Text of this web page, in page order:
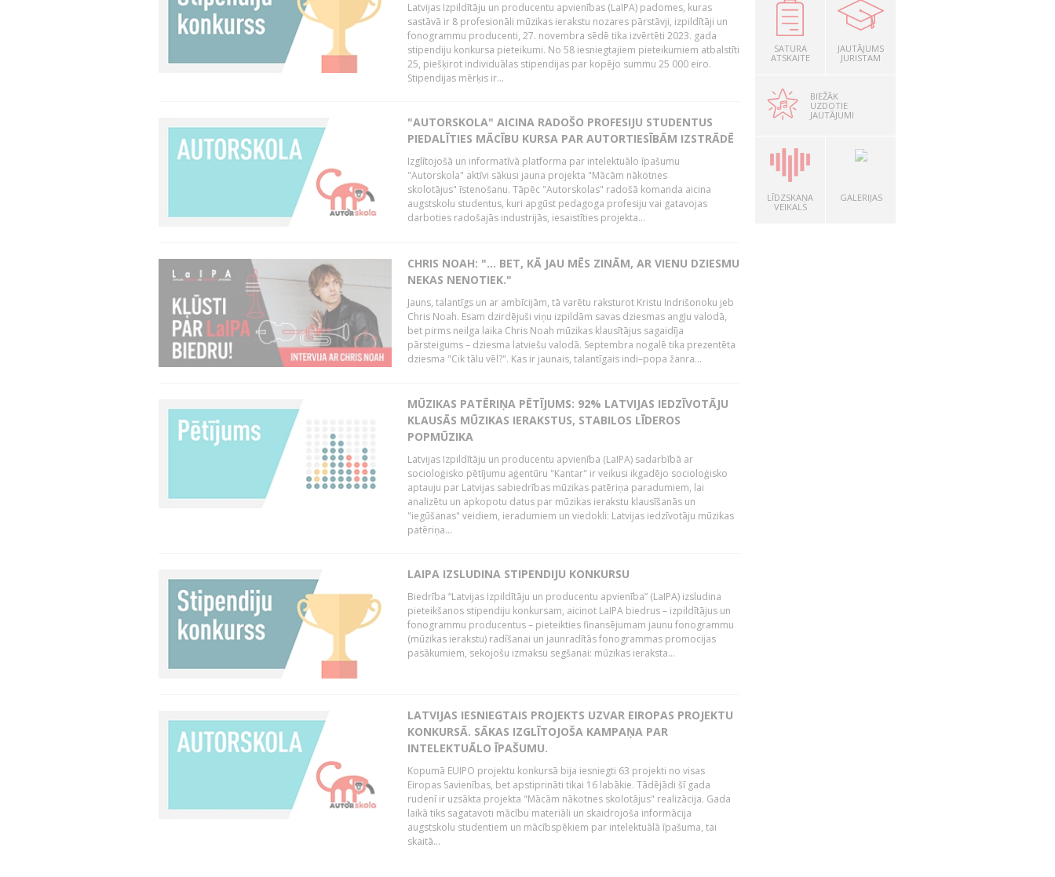
Latvijas Izpildītāju un producentu apvienības (LaIPA) padomes, kuras
sastāvā ir 8 profesionāli mūzikas ierakstu nozares pārstāvji, izpildītāji un
fonogrammu producenti, 27. novembra sēdē tika izvērtēti 2023. gada
stipendiju konkursa pieteikumi. No 58 iesniegtajiem pieteikumiem atbalstīti
25, piešķirot individuālas stipendijas par kopējo summu 25 000 eiro.
Stipendijas mērķis ir...
"AUTORSKOLA" AICINA RADOŠO PROFESIJU STUDENTUS
PIEDALĪTIES MĀCĪBU KURSA PAR AUTORTIESĪBĀM IZSTRĀDĒ
Izglītojošā un informatīvā platforma par intelektuālo īpašumu
"Autorskola" aktīvi sākusi jauna projekta "Mācām nākotnes
skolotājus" īstenošanu. Tāpēc "Autorskolas" radošā komanda aicina
augstskolu studentus, kuri apgūst pedagoga profesiju vai gatavojas
darboties radošajās industrijās, iesaistīties projekta...
CHRIS NOAH: "… BET, KĀ JAU MĒS ZINĀM, AR VIENU DZIESMU
NEKAS NENOTIEK."
Jauns, talantīgs un ar ambīcijām, tā varētu raksturot Kristu Indrišonoku jeb
Chris Noah. Esam dzirdējuši viņu izpildām savas dziesmas angļu valodā,
bet pirms neilga laika Chris Noah mūzikas klausītājus sagaidīja
pārsteigums – dziesma latviešu valodā. Septembra nogalē tika prezentēta
dziesma "Cik tālu vēl?". Kas ir jaunais, talantīgais indi–popa žanra...
MŪZIKAS PATĒRIŅA PĒTĪJUMS: 92% LATVIJAS IEDZĪVOTĀJU
KLAUSĀS MŪZIKAS IERAKSTUS, STABILOS LĪDEROS
POPMŪZIKA
Latvijas Izpildītāju un producentu apvienība (LaIPA) sadarbībā ar
socioloģisko pētījumu aģentūru "Kantar" ir veikusi ikgadējo socioloģisko
aptauju par Latvijas sabiedrības mūzikas patēriņa paradumiem, lai
analizētu un apkopotu datus par mūzikas ierakstu klausīšanās un
"iegūšanas" veidiem, ieradumiem un viedokli: Latvijas iedzīvotāju mūzikas
patēriņa...
LAIPA IZSLUDINA STIPENDIJU KONKURSU
Biedrība “Latvijas Izpildītāju un producentu apvienība” (LaIPA) izsludina
pieteikšanos stipendiju konkursam, aicinot LaIPA biedrus – izpildītājus un
fonogrammu producentus – pieteikties finansējumam jaunu fonogrammu
(mūzikas ierakstu) radīšanai un jaunradītās fonogrammas promocijas
pasākumiem, sekojošu izmaksu segšanai: mūzikas ieraksta...
LATVIJAS IESNIEGTAIS PROJEKTS UZVAR EIROPAS PROJEKTU
KONKURSĀ. SĀKAS IZGLĪTOJOŠA KAMPAŅA PAR
INTELEKTUĀLO ĪPAŠUMU.
Kopumā EUIPO projektu konkursā bija iesniegti 63 projekti no visas
Eiropas Savienības, bet apstiprināti tikai 16 labākie. Tādējādi šī gada
rudenī ir uzsākta projekta "Mācām nākotnes skolotājus" realizācija. Gada
laikā tiks sagatavoti mācību materiāli un skaidrojoša informācija
augstskolu studentiem un mācībspēkiem par intelektuālā īpašuma, tai
skaitā...
SATURA
ATSKAITE
JAUTĀJUMS
JURISTAM
BIEŽĀK
UZDOTIE
JAUTĀJUMI
LĪDZSKAŅA
VEIKALS
GALERIJAS